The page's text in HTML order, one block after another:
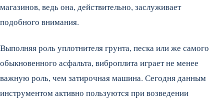
магазинов, ведь она, действительно, заслуживает
подобного внимания.
Выполняя роль уплотнителя грунта, песка или же самого
обыкновенного асфальта, виброплита играет не менее
важную роль, чем затирочная машина. Сегодня данным
инструментом активно пользуются при возведении